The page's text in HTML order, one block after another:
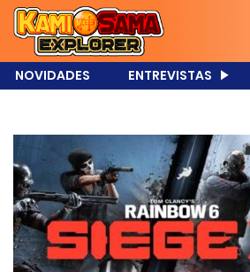
NOVIDADES ENTREVISTAS